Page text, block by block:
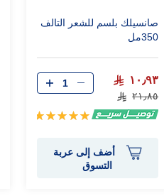
صانسيلك بلسم للشعر التالف
350مل
١٠٫٩٣
٢١٫٨٥
تقييم:
أضف إلى عربة
التسوق